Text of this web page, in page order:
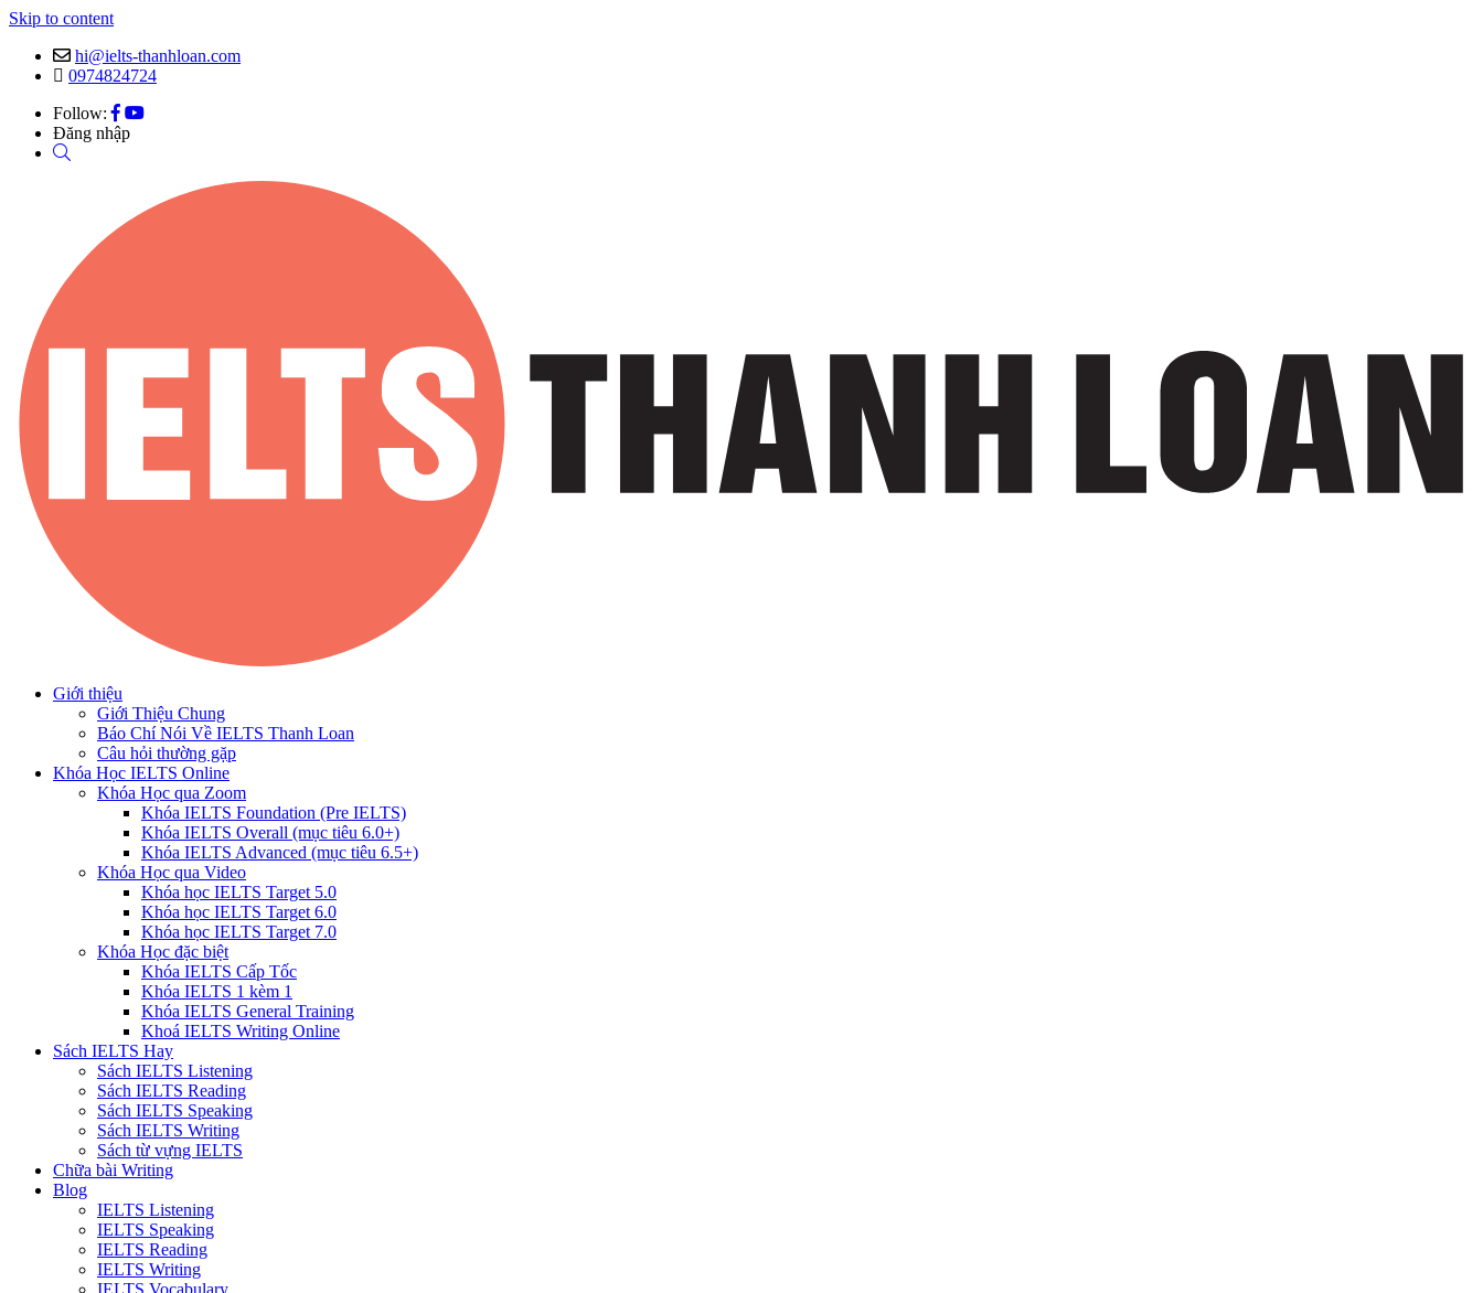
Skip to content
hi@ielts-thanhloan.com
0974824724
Follow:
Đăng nhập
Giới thiệu
Giới Thiệu Chung
Báo Chí Nói Về IELTS Thanh Loan
Câu hỏi thường gặp
Khóa Học IELTS Online
Khóa Học qua Zoom
Khóa IELTS Foundation (Pre IELTS)
Khóa IELTS Overall (mục tiêu 6.0+)
Khóa IELTS Advanced (mục tiêu 6.5+)
Khóa Học qua Video
Khóa học IELTS Target 5.0
Khóa học IELTS Target 6.0
Khóa học IELTS Target 7.0
Khóa Học đặc biệt
Khóa IELTS Cấp Tốc
Khóa IELTS 1 kèm 1
Khóa IELTS General Training
Khoá IELTS Writing Online
Sách IELTS Hay
Sách IELTS Listening
Sách IELTS Reading
Sách IELTS Speaking
Sách IELTS Writing
Sách từ vựng IELTS
Chữa bài Writing
Blog
IELTS Listening
IELTS Speaking
IELTS Reading
IELTS Writing
IELTS Vocabulary